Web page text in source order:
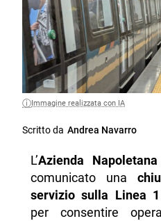
Immagine realizzata con IA
Scritto da Andrea Navarro
L’Azienda
comunicato una
servizio sulla Linea
per consentire